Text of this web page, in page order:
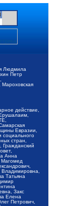
Людмила
Петр
действие,
Евразии,
социального
стран,
Гражданский
Анна
Магомед
Татьяна
Закс
Елена
Петрович,